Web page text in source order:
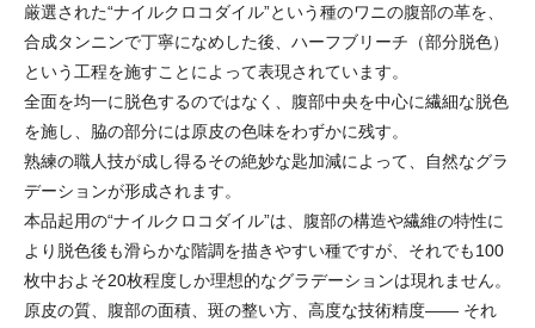
厳選された“ナイルクロコダイル”という種のワニの腹部の革を、
合成タンニンで丁寧になめした後、ハーフブリーチ（部分脱色）
という工程を施すことによって表現されています。
全面を均一に脱色するのではなく、腹部中央を中心に繊細な脱色
を施し、脇の部分には原皮の色味をわずかに残す。
熟練の職人技が成し得るその絶妙な匙加減によって、自然なグラ
デーションが形成されます。
本品起用の“ナイルクロコダイル”は、腹部の構造や繊維の特性に
より脱色後も滑らかな階調を描きやすい種ですが、それでも100
枚中およそ20枚程度しか理想的なグラデーションは現れません。
原皮の質、腹部の面積、斑の整い方、高度な技術精度―― それ